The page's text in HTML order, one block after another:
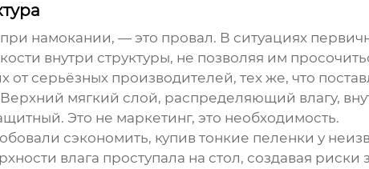
при намокании, — это провал. В ситуациях
внутри структуры, не позволяя им
от серьёзных производителей, тех же, что
Верхний мягкий слой, распределяющий влагу,
Это не маркетинг, это необходимость.
сэкономить, купив тонкие пеленки у
влага проступала на стол, создавая риски